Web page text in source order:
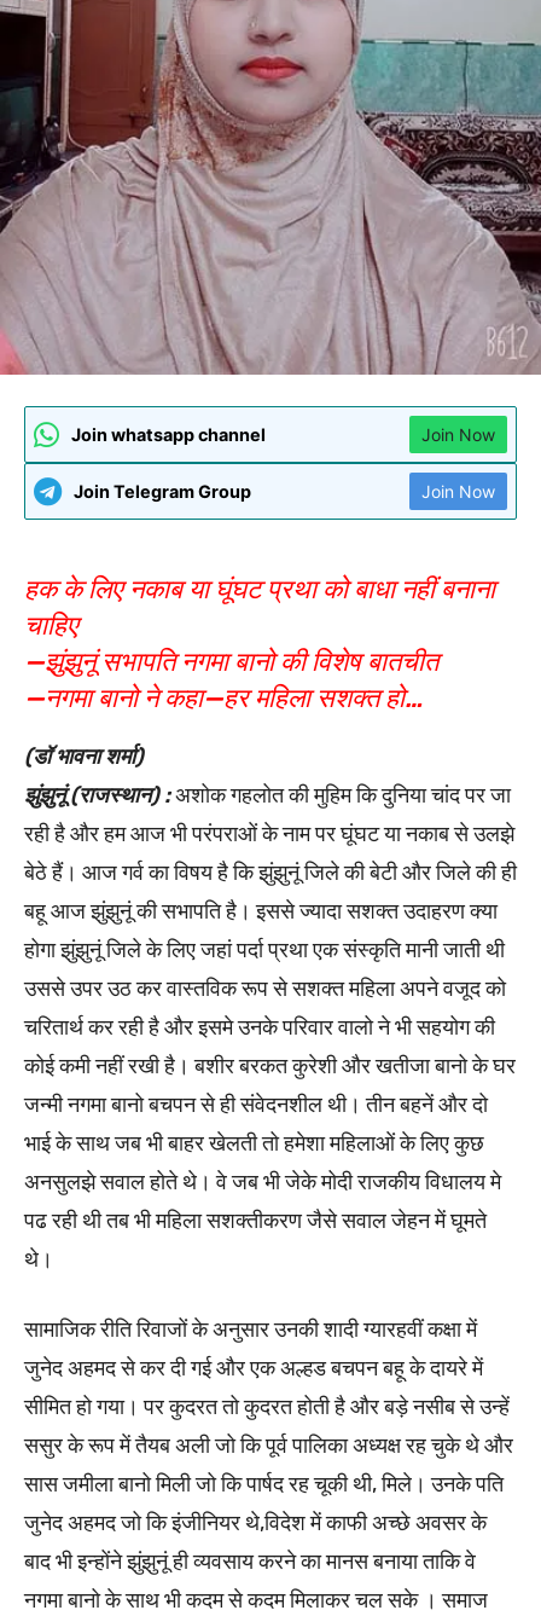
Join whatsapp channel Join Now
Join Telegram Group Join Now
हक के लिए नकाब या घूंघट प्रथा को बाधा नहीं बनाना
चाहिए
—झुंझुनूं सभापति नगमा बानो की विशेष बातचीत
—नगमा बानो ने कहा—हर महिला सशक्त हो…
(डॉ भावना शर्मा)
झुंझुनूं (राजस्थान) :अशोक गहलोत की मुहिम कि दुनिया चांद पर जा
रही है और हम आज भी परंपराओं के नाम पर घूंघट या नकाब से उलझे
बेठे हैं। आज गर्व का विषय है कि झुंझुनूं जिले की बेटी और जिले की ही
बहू आज झुंझुनूं की सभापति है। इससे ज्यादा सशक्त उदाहरण क्या
होगा झुंझुनूं जिले के लिए जहां पर्दा प्रथा एक संस्कृति मानी जाती थी
उससे उपर उठ कर वास्तविक रूप से सशक्त महिला अपने वजूद को
चरितार्थ कर रही है और इसमे उनके परिवार वालो ने भी सहयोग की
कोई कमी नहीं रखी है। बशीर बरकत कुरेशी और खतीजा बानो के घर
जन्मी नगमा बानो बचपन से ही संवेदनशील थी। तीन बहनें और दो
भाई के साथ जब भी बाहर खेलती तो हमेशा महिलाओं के लिए कुछ
अनसुलझे सवाल होते थे। वे जब भी जेके मोदी राजकीय विधालय मे
पढ रही थी तब भी महिला सशक्तीकरण जैसे सवाल जेहन में घूमते
थे।
सामाजिक रीति रिवाजों के अनुसार उनकी शादी ग्यारहवीं कक्षा में
जुनेद अहमद से कर दी गई और एक अल्हड बचपन बहू के दायरे में
सीमित हो गया। पर कुदरत तो कुदरत होती है और बड़े नसीब से उन्हें
ससुर के रूप में तैयब अली जो कि पूर्व पालिका अध्यक्ष रह चुके थे और
सास जमीला बानो मिली जो कि पार्षद रह चूकी थी, मिले। उनके पति
जुनेद अहमद जो कि इंजीनियर थे,विदेश में काफी अच्छे अवसर के
बाद भी इन्होंने झुंझुनूं ही व्यवसाय करने का मानस बनाया ताकि वे
नगमा बानो के साथ भी कदम से कदम मिलाकर चल सके । समाज